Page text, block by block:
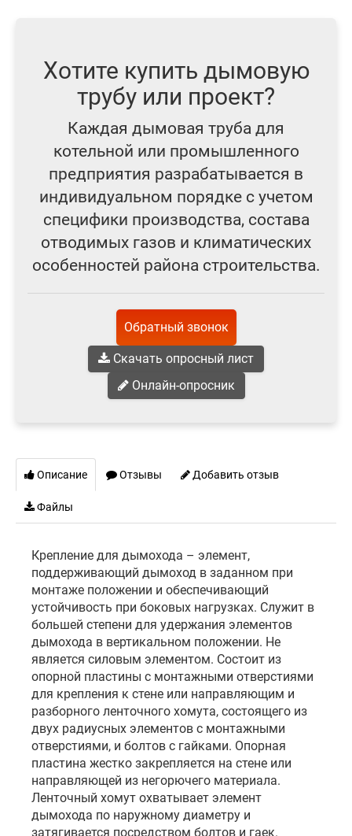
Хотите купить дымовую
трубу или проект?
Каждая дымовая труба для
котельной или промышленного
предприятия разрабатывается в
индивидуальном порядке с учетом
специфики производства, состава
отводимых газов и климатических
особенностей района строительства.
Обратный звонок
Скачать опросный лист
Онлайн-опросник
Описание Отзывы Добавить отзыв
Файлы
Крепление для дымохода – элемент,
поддерживающий дымоход в заданном при
монтаже положении и обеспечивающий
устойчивость при боковых нагрузках. Служит в
большей степени для удержания элементов
дымохода в вертикальном положении. Не
является силовым элементом. Состоит из
опорной пластины с монтажными отверстиями
для крепления к стене или направляющим и
разборного ленточного хомута, состоящего из
двух радиусных элементов с монтажными
отверстиями, и болтов с гайками. Опорная
пластина жестко закрепляется на стене или
направляющей из негорючего материала.
Ленточный хомут охватывает элемент
дымохода по наружному диаметру и
затягивается посредством болтов и гаек.